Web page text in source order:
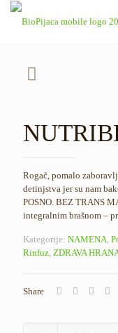
Rogač, pomalo
detinjstva jer su nam
POSNO. BEZ TRANS
integralnim brašnom –
Kategorije: NAMENA,
Rinfuz, ZDRAVA
Share